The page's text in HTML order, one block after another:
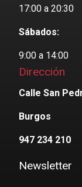
17:00 a 20:30
Sábados:
9:00 a 14:00
Dirección
Calle San
Burgos
947 234 210
Newsletter